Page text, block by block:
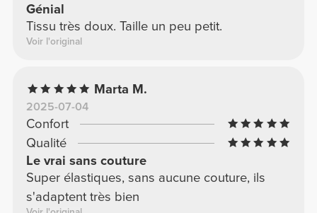
Génial
Tissu très doux. Taille un peu petit.
Voir l'original
Marta M.
2025-07-04
Confort
Qualité
Le vrai sans couture
Super élastiques, sans aucune couture, ils
s'adaptent très bien